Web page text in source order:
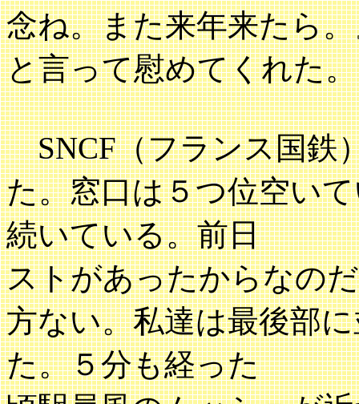
念ね。また来年来たら
と言って慰めてくれた。
SNCF（フランス国鉄
た。窓口は５つ位空い
続いている。前日
ストがあったからなの
方ない。私達は最後部
た。５分も経った